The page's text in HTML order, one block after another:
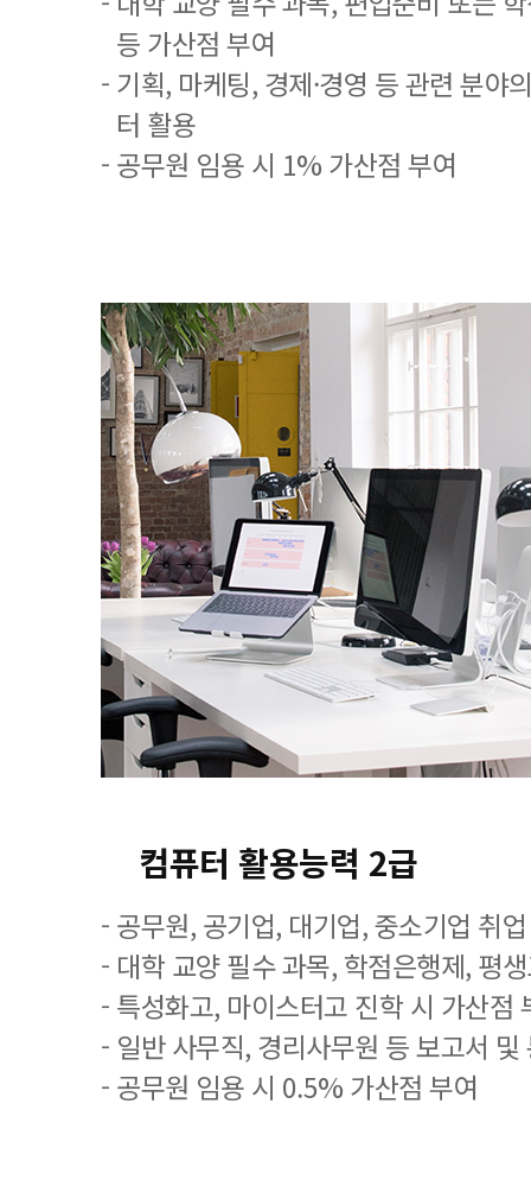
등 가산점 부여
- 기획, 마케팅, 경제·경영 등 관련 분야
터 활용
- 공무원 임용 시 1% 가산점 부여
컴퓨터 활용능력 2급
- 공무원, 공기업, 대기업, 중소기업 취
- 대학 교양 필수 과목, 학점은행제, 평
- 특성화고, 마이스터고 진학 시 가산점
- 일반 사무직, 경리사무원 등 보고서 및
- 공무원 임용 시 0.5% 가산점 부여